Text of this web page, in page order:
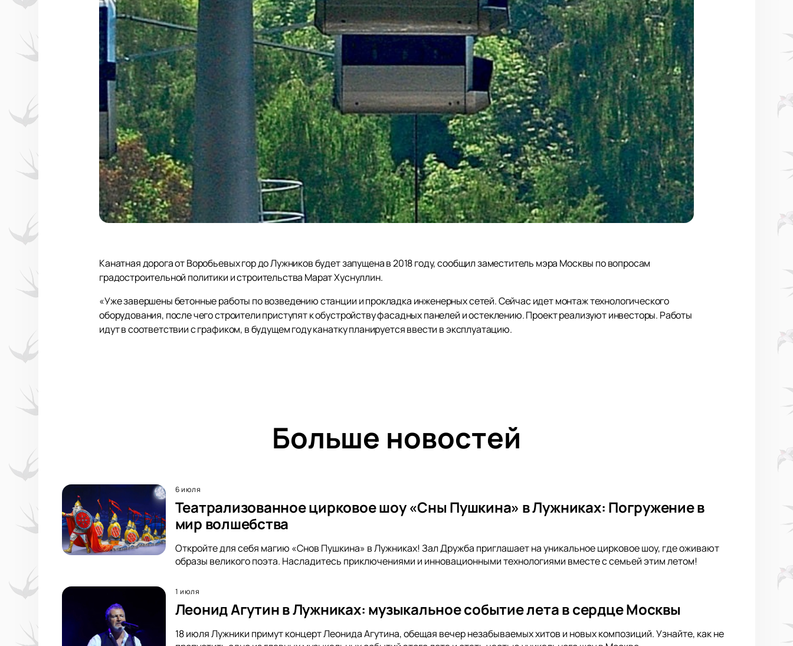
Канатная дорога от Воробьевых гор до Лужников будет запущена в 2018 году, сообщил заместитель мэра Москвы по вопросам
градостроительной политики и строительства Марат Хуснуллин.
«Уже завершены бетонные работы по возведению станции и прокладка инженерных сетей. Сейчас идет монтаж технологического
оборудования, после чего строители приступят к обустройству фасадных панелей и остеклению. Проект реализуют инвесторы. Работы
идут в соответствии с графиком, в будущем году канатку планируется ввести в эксплуатацию.
Больше новостей
6 июля
Театрализованное цирковое шоу «Сны Пушкина» в Лужниках: Погружение в
мир волшебства
Откройте для себя магию «Снов Пушкина» в Лужниках! Зал Дружба приглашает на уникальное цирковое шоу, где оживают
образы великого поэта. Насладитесь приключениями и инновационными технологиями вместе с семьей этим летом!
1 июля
Леонид Агутин в Лужниках: музыкальное событие лета в сердце Москвы
18 июля Лужники примут концерт Леонида Агутина, обещая вечер незабываемых хитов и новых композиций. Узнайте, как не